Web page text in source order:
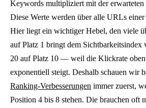
Keywords multipliziert mit der
Diese Werte werden über alle URLs
Hier liegt ein wichtiger Hebel, den viele
auf Platz 1 bringt dem Sichtbarkeitsindex
20 auf Platz 10 — weil die Klickrate oben
exponentiell steigt. Deshalb schauen wir
Ranking-Verbesserungen immer zuerst,
Position 4 bis 8 stehen. Die brauchen oft